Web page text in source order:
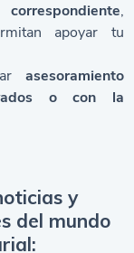
,
apoyar tu
asesoramiento
o con la